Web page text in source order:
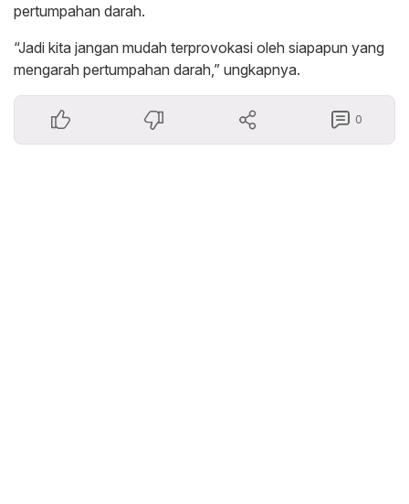
pertumpahan darah.
“Jadi kita jangan mudah terprovokasi oleh siapapun yang
mengarah pertumpahan darah,” ungkapnya.
0